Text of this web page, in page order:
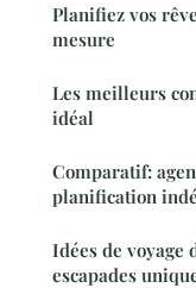
Planifiez vos
mesure
Les meilleurs
idéal
Comparatif:
planification
Idées de voyage
escapades